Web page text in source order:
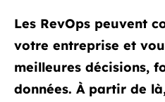
Les RevOps peuvent
votre entreprise et
meilleures décisions,
données. À partir de